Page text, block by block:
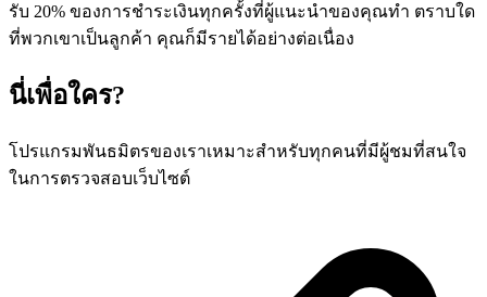
รับ 20% ของการชำระเงินทุกครั้งที่ผู้แนะนำของคุณทำ ตราบใด
ที่พวกเขาเป็นลูกค้า คุณก็มีรายได้อย่างต่อเนื่อง
นี่เพื่อใคร?
โปรแกรมพันธมิตรของเราเหมาะสำหรับทุกคนที่มีผู้ชมที่สนใจ
ในการตรวจสอบเว็บไซต์